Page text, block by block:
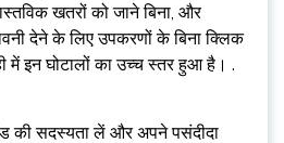
खतरों को जाने बिना, और
देने के लिए उपकरणों के बिना क्लिक
में इन घोटालों का उच्च स्तर हुआ है। .
की सदस्यता लें और अपने पसंदीदा